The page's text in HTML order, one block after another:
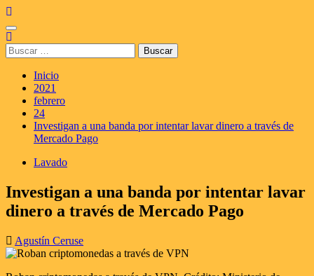
Saltar
al
contenido
Menú
principal
Buscar:
Inicio
2021
febrero
24
Investigan a una banda por intentar lavar dinero a través de
Mercado Pago
Lavado
Investigan a una banda por intentar lavar
dinero a través de Mercado Pago
Agustín Ceruse